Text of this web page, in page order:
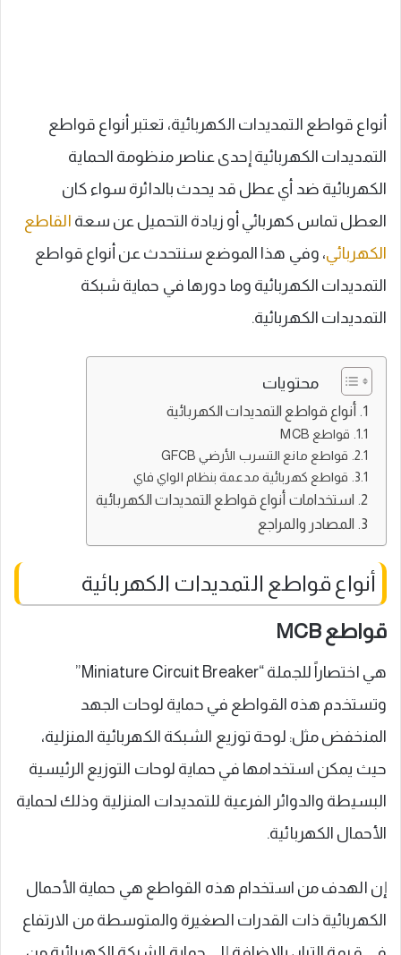
أنواع قواطع التمديدات الكهربائية، تعتبر أنواع قواطع
التمديدات الكهربائية إحدى عناصر منظومة الحماية
الكهربائية ضد أي عطل قد يحدث بالدائرة سواء كان
العطل تماس كهربائي أو زيادة التحميل عن سعة القاطع
الكهربائي، وفي هذا الموضع سنتحدث عن أنواع قواطع
التمديدات الكهربائية وما دورها في حماية شبكة
التمديدات الكهربائية.
محتويات
أنواع قواطع التمديدات الكهربائية
قواطع MCB
قواطع مانع التسرب الأرضي GFCB
قواطع كهربائية مدعمة بنظام الواي فاي
استخدامات أنواع قواطع التمديدات الكهربائية
المصادر والمراجع
أنواع قواطع التمديدات الكهربائية
قواطع MCB
هي اختصاراً للجملة “Miniature Circuit Breaker”
وتستخدم هذه القواطع في حماية لوحات الجهد
المنخفض مثل: لوحة توزيع الشبكة الكهربائية المنزلية،
حيث يمكن استخدامها في حماية لوحات التوزيع الرئيسية
البسيطة والدوائر الفرعية للتمديدات المنزلية وذلك لحماية
الأحمال الكهربائية.
إن الهدف من استخدام هذه القواطع هي حماية الأحمال
الكهربائية ذات القدرات الصغيرة والمتوسطة من الارتفاع